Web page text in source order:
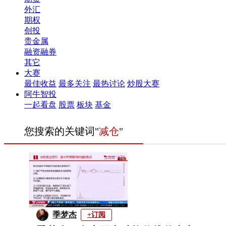
外汇
期权
创投
贵金属
融资融券
其它
大赛
最佳收益 最多关注 最热讨论 炒股大赛
阿牛智投
一起看盘 股票 板块 基金
您搜索的关键词"减仓"
季梦杰 +订阅